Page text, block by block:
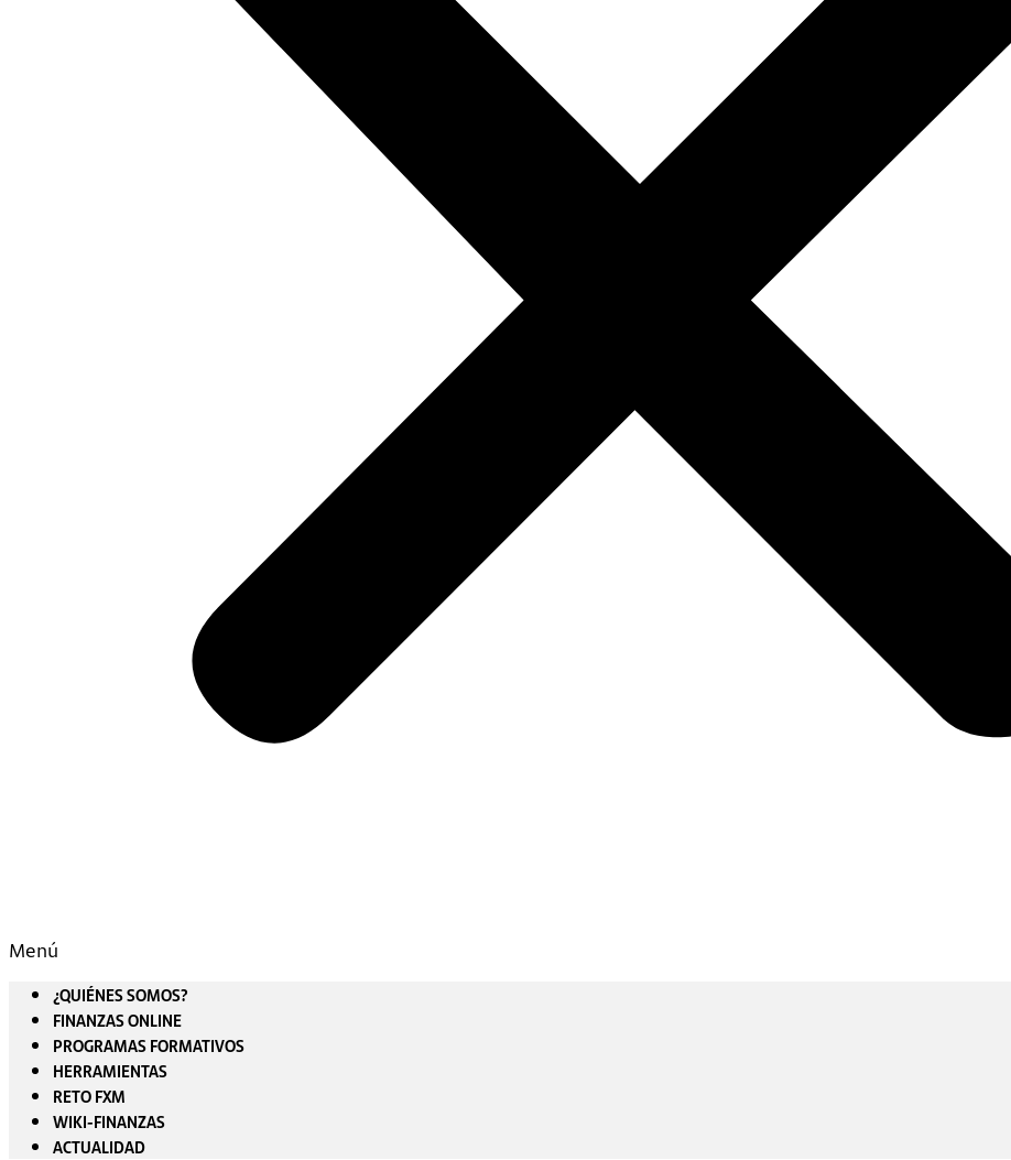
Menú
¿QUIÉNES SOMOS?
FINANZAS ONLINE
PROGRAMAS FORMATIVOS
HERRAMIENTAS
RETO FXM
WIKI-FINANZAS
ACTUALIDAD